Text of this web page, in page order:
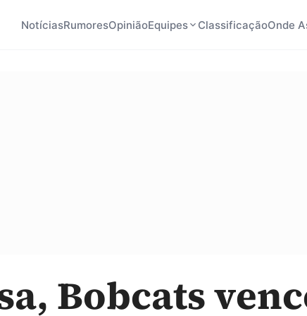
NotíciasRumoresOpiniãoEquipes ClassificaçãoOnde
Bobcats